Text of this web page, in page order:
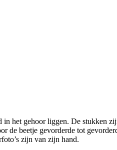
het gehoor liggen. De stukken
de beetje gevorderde tot
zijn van zijn hand.